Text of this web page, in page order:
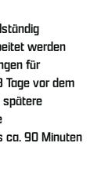
werden
für
vor dem
spätere
ca. 90 Minuten